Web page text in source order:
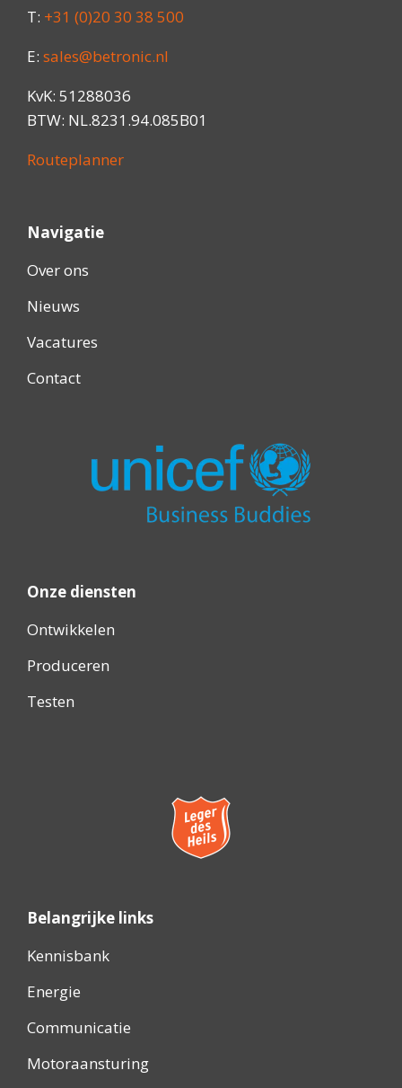
T: +31 (0)20 30 38 500
E: sales@betronic.nl
KvK: 51288036
BTW: NL.8231.94.085B01
Routeplanner
Navigatie
Over ons
Nieuws
Vacatures
Contact
Onze diensten
Ontwikkelen
Produceren
Testen
Belangrijke links
Kennisbank
Energie
Communicatie
Motoraansturing